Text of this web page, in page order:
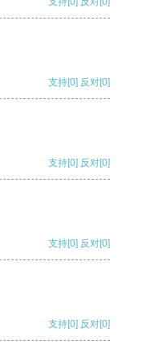
支持[0] 反对[0]
支持[0] 反对[0]
支持[0] 反对[0]
支持[0] 反对[0]